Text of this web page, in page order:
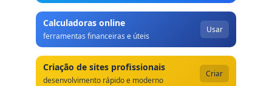
Calculadoras online
ferramentas financeiras e úteis
Usar
Criação de sites profissionais
desenvolvimento rápido e moderno
Criar